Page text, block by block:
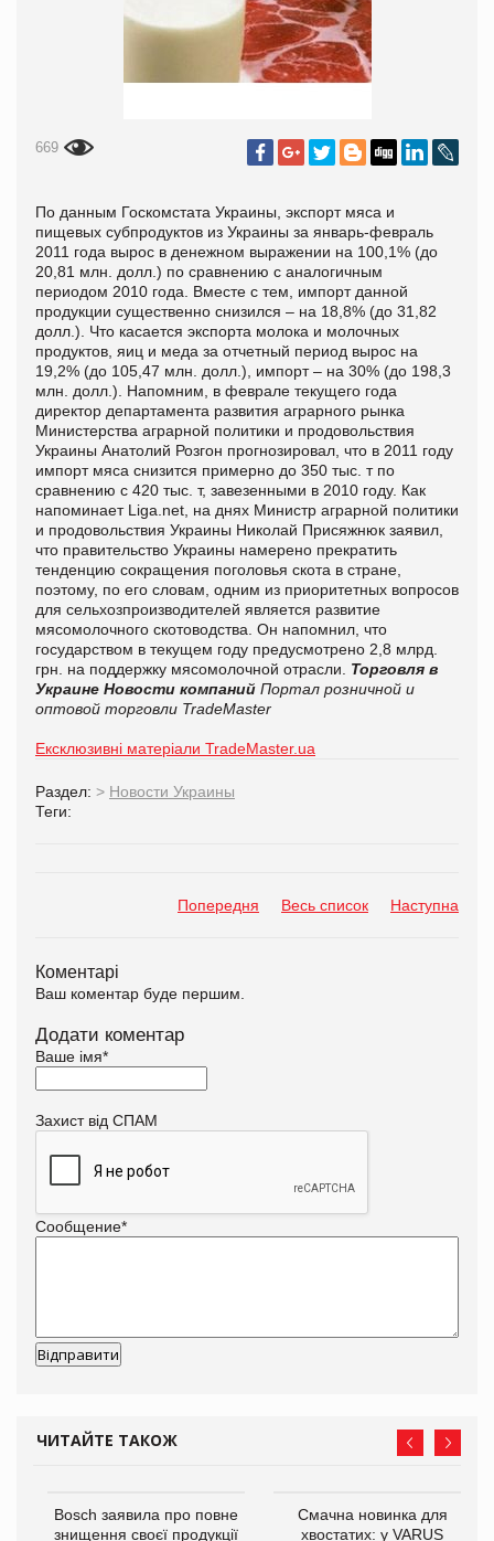
669
По данным Госкомстата Украины, экспорт мяса и
пищевых субпродуктов из Украины за январь-февраль
2011 года вырос в денежном выражении на 100,1% (до
20,81 млн. долл.) по сравнению с аналогичным
периодом 2010 года. Вместе с тем, импорт данной
продукции существенно снизился – на 18,8% (до 31,82
долл.). Что касается экспорта молока и молочных
продуктов, яиц и меда за отчетный период вырос на
19,2% (до 105,47 млн. долл.), импорт – на 30% (до 198,3
млн. долл.). Напомним, в феврале текущего года
директор департамента развития аграрного рынка
Министерства аграрной политики и продовольствия
Украины Анатолий Розгон прогнозировал, что в 2011 году
импорт мяса снизится примерно до 350 тыс. т по
сравнению с 420 тыс. т, завезенными в 2010 году. Как
напоминает Liga.net, на днях Министр аграрной политики
и продовольствия Украины Николай Присяжнюк заявил,
что правительство Украины намерено прекратить
тенденцию сокращения поголовья скота в стране,
поэтому, по его словам, одним из приоритетных вопросов
для сельхозпроизводителей является развитие
мясомолочного скотоводства. Он напомнил, что
государством в текущем году предусмотрено 2,8 млрд.
грн. на поддержку мясомолочной отрасли. Торговля в
Украине Новости компаний Портал розничной и
оптовой торговли TradeMaster
Ексклюзивні матеріали TradeMaster.ua
Раздел: > Новости Украины
Теги:
Попередня Весь список Наступна
Коментарі
Ваш коментар буде першим.
Додати коментар
Ваше імя*
Захист від СПАМ
Сообщение*
ЧИТАЙТЕ ТАКОЖ
Bosch заявила про повне
знищення своєї продукції
Смачна новинка для
хвостатих: у VARUS